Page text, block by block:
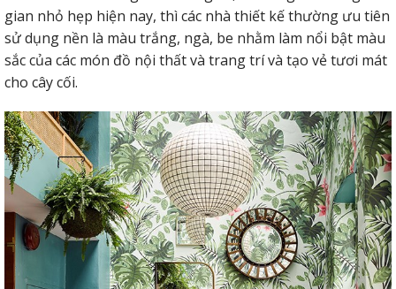
gian nhỏ hẹp hiện nay, thì các nhà thiết kế thường ưu tiên
sử dụng nền là màu trắng, ngà, be nhằm làm nổi bật màu
sắc của các món đồ nội thất và trang trí và tạo vẻ tươi mát
cho cây cối.